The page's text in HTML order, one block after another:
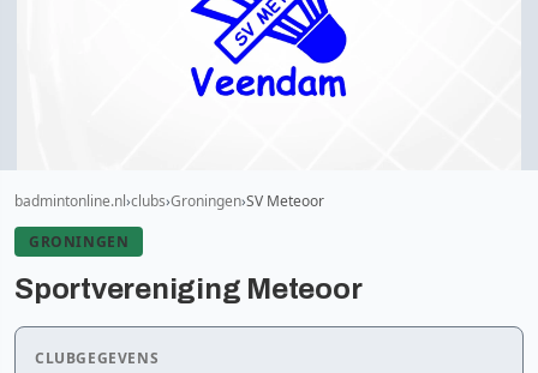
badmintonline.nl clubs Groningen SV Meteoor
GRONINGEN
Sportvereniging Meteoor
CLUBGEGEVENS